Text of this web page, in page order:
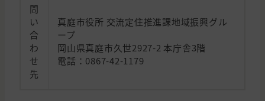
問
い
合
わ
せ
先
真庭市役所 交流定住推進課地域振興グル
ープ
岡山県真庭市久世2927-2 本庁舎3階
電話：0867-42-1179